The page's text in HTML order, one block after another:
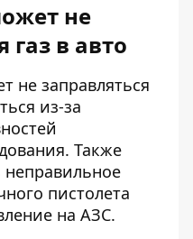
не
газ в авто
не заправляться
из-за
Также
пистолета
на АЗС.